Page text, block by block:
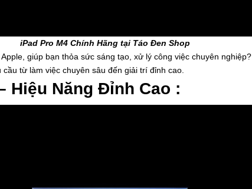
iPad Pro M4 Chính Hãng tại Táo Đen Shop
giúp bạn thỏa sức sáng tạo, xử lý công việc chuyên nghiệp?
từ làm việc chuyên sâu đến giải trí đỉnh cao.
Hiệu Năng Đỉnh Cao :